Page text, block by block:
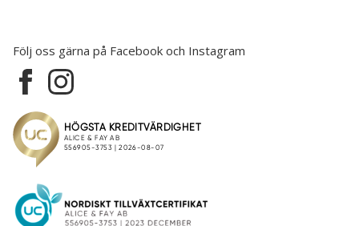
Följ oss gärna på Facebook och Instagram